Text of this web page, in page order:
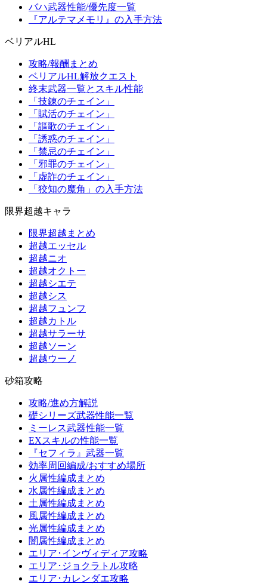
バハ武器性能/優先度一覧
『アルテマメモリ』の入手方法
ベリアルHL
攻略/報酬まとめ
ベリアルHL解放クエスト
終末武器一覧とスキル性能
「技錬のチェイン」
「賦活のチェイン」
「謳歌のチェイン」
「誘惑のチェイン」
「禁忌のチェイン」
「邪罪のチェイン」
「虚詐のチェイン」
「狡知の魔角」の入手方法
限界超越キャラ
限界超越まとめ
超越エッセル
超越ニオ
超越オクトー
超越シエテ
超越シス
超越フュンフ
超越カトル
超越サラーサ
超越ソーン
超越ウーノ
砂箱攻略
攻略/進め方解説
礎シリーズ武器性能一覧
ミーレス武器性能一覧
EXスキルの性能一覧
『セフィラ』武器一覧
効率周回編成/おすすめ場所
火属性編成まとめ
水属性編成まとめ
土属性編成まとめ
風属性編成まとめ
光属性編成まとめ
闇属性編成まとめ
エリア･インヴィディア攻略
エリア･ジョクラトル攻略
エリア･カレンダエ攻略